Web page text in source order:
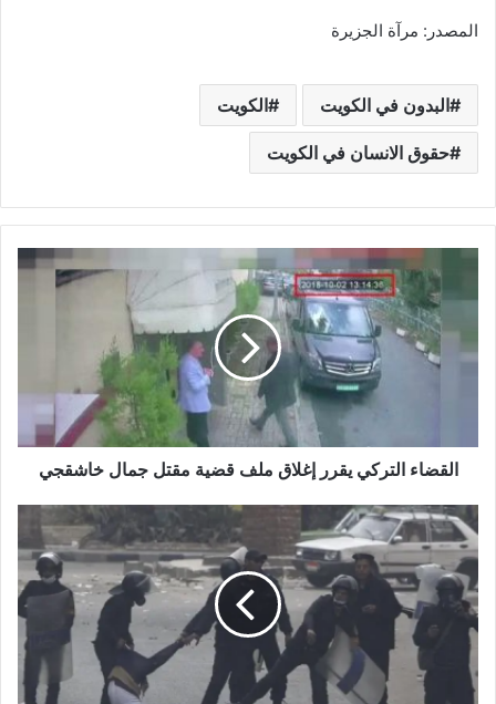
المصدر: مرآة الجزيرة
البدون في الكويت الكويت
حقوق الانسان في الكويت
القضاء التركي يقرر إغلاق ملف قضية مقتل جمال خاشقجي